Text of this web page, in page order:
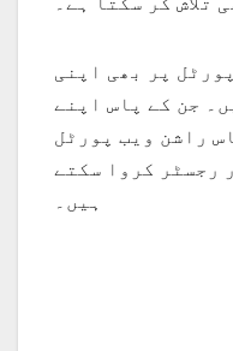
پر بھی اپنی
جن کے پاس اپنے
راشن ویب پورٹل
رجسٹر کروا سکتے
ہیں۔